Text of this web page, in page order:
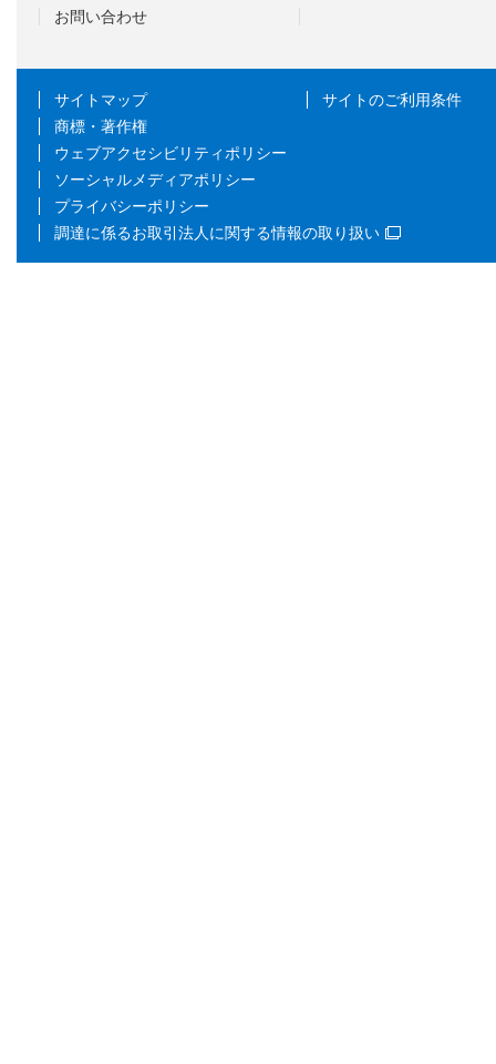
お問い合わせ
サイトマップ
サイトのご利用条件
商標・著作権
ウェブアクセシビリティポリシー
ソーシャルメディアポリシー
プライバシーポリシー
調達に係るお取引法人に関する情報の取り扱い